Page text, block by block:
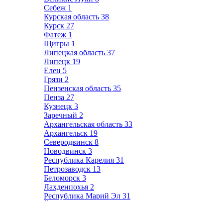
Себеж 1
Курская область 38
Курск 27
Фатеж 1
Щигры 1
Липецкая область 37
Липецк 19
Елец 5
Грязи 2
Пензенская область 35
Пенза 27
Кузнецк 3
Заречный 2
Архангельская область 33
Архангельск 19
Северодвинск 8
Новодвинск 3
Республика Карелия 31
Петрозаводск 13
Беломорск 3
Лахденпохья 2
Республика Марий Эл 31